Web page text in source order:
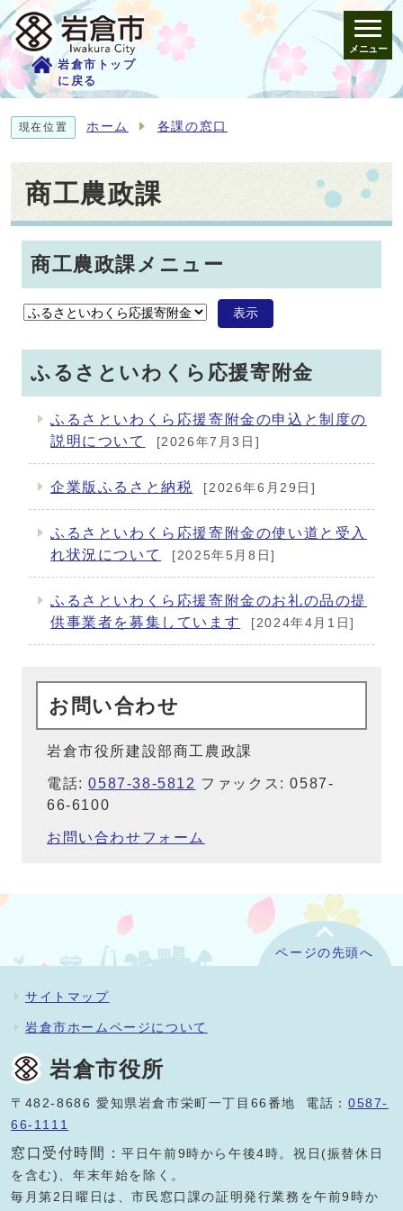
岩倉市トップ
に戻る
メニュー
現在位置 ホーム 各課の窓口
商工農政課
商工農政課メニュー
表示
ふるさといわくら応援寄附金
ふるさといわくら応援寄附金の申込と制度の
説明について
[2026年7月3日]
企業版ふるさと納税 [2026年6月29日]
ふるさといわくら応援寄附金の使い道と受入
れ状況について
[2025年5月8日]
ふるさといわくら応援寄附金のお礼の品の提
供事業者を募集しています
[2024年4月1日]
お問い合わせ
岩倉市役所建設部商工農政課
電話:0587-38-5812 ファックス: 0587-
66-6100
お問い合わせフォーム
ページの先頭へ
サイトマップ
岩倉市ホームページについて
岩倉市役所
〒482-8686 愛知県岩倉市栄町一丁目66番地 電話：0587-
66-1111
窓口受付時間：平日午前9時から午後4時。祝日(振替休日
を含む)、年末年始を除く。
毎月第2日曜日は、市民窓口課の証明発行業務を午前9時か